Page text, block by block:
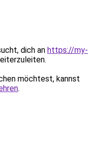
dich an https://my-
möchtest, kannst
.